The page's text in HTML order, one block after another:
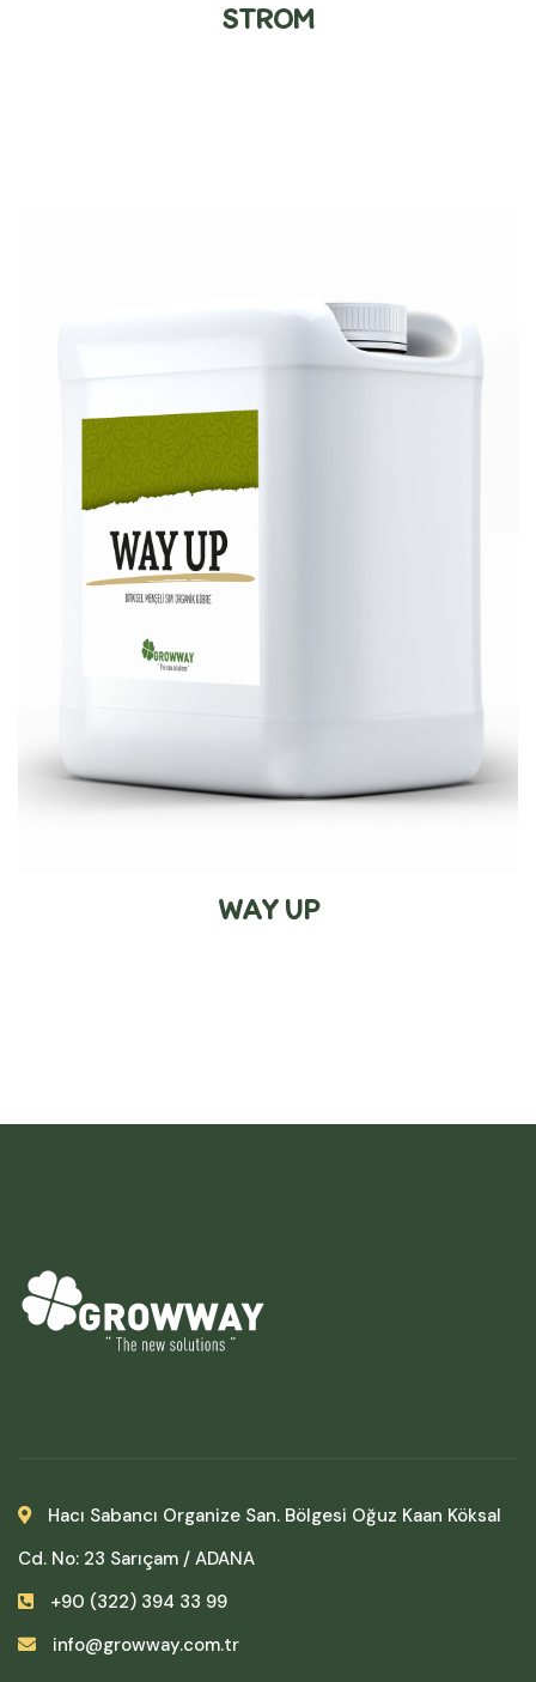
STROM
WAY UP
Hacı Sabancı Organize San. Bölgesi Oğuz Kaan Köksal
Cd. No: 23 Sarıçam / ADANA
+90 (322) 394 33 99
info@growway.com.tr